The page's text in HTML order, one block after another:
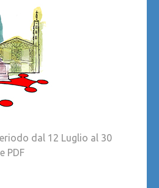
dal 12 Luglio al 30
PDF